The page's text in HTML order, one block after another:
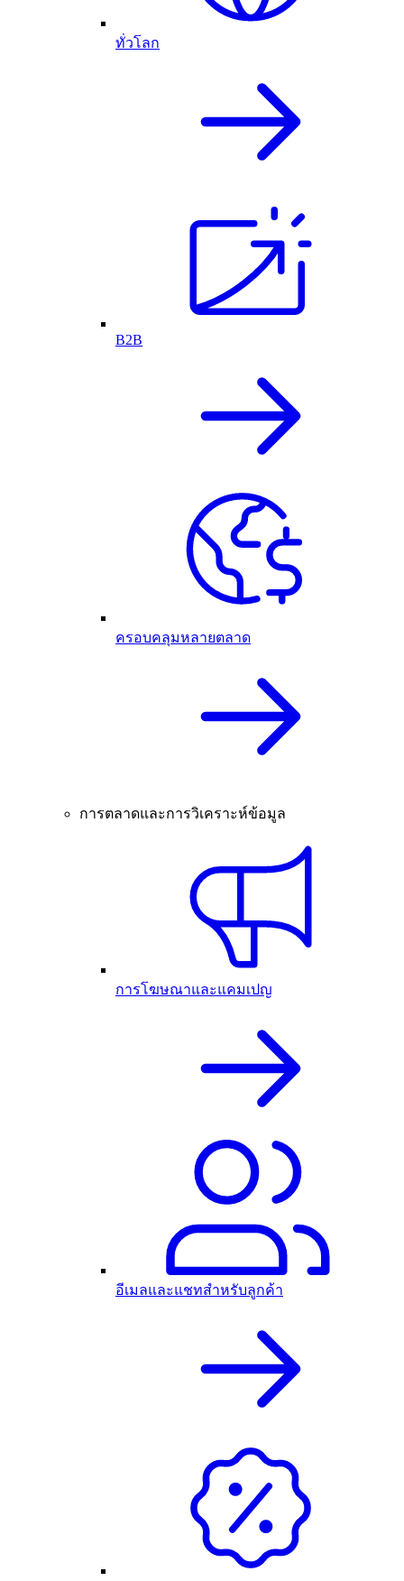
ทั่วโลก
B2B
ครอบคลุมหลายตลาด
การตลาดและการวิเคราะห์ข้อมูล
การโฆษณาและแคมเปญ
อีเมลและแชทสำหรับลูกค้า